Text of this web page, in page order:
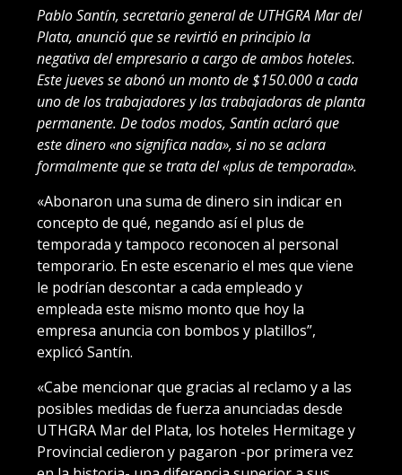
Pablo Santín, secretario general de UTHGRA Mar del
Plata, anunció que se revirtió en principio la
negativa del empresario a cargo de ambos hoteles.
Este jueves se abonó un monto de $150.000 a cada
uno de los trabajadores y las trabajadoras de planta
permanente. De todos modos, Santín aclaró que
este dinero «no significa nada», si no se aclara
formalmente que se trata del «plus de temporada».
«Abonaron una suma de dinero sin indicar en
concepto de qué, negando así el plus de
temporada y tampoco reconocen al personal
temporario. En este escenario el mes que viene
le podrían descontar a cada empleado y
empleada este mismo monto que hoy la
empresa anuncia con bombos y platillos”,
explicó Santín.
«Cabe mencionar que gracias al reclamo y a las
posibles medidas de fuerza anunciadas desde
UTHGRA Mar del Plata, los hoteles Hermitage y
Provincial cedieron y pagaron -por primera vez